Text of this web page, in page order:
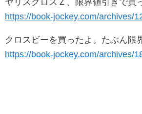
ヤリスクロスＺ、限界値引きで買
https://book-jockey.com/archives/
クロスビーを買ったよ。たぶん限
https://book-jockey.com/archives/